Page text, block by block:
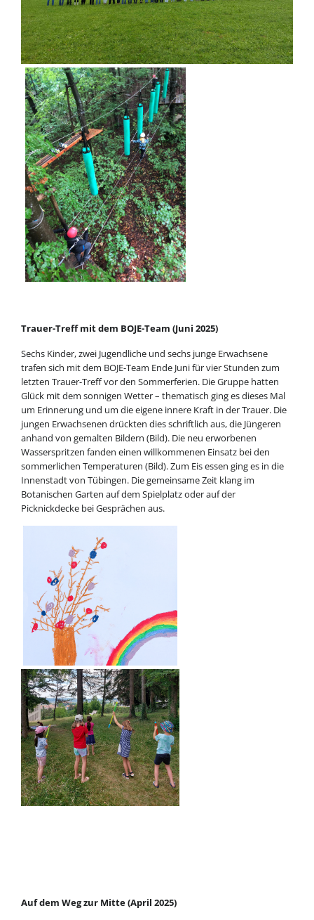
Trauer-Treff mit dem BOJE-Team (Juni 2025)
Sechs Kinder, zwei Jugendliche und sechs junge Erwachsene
trafen sich mit dem BOJE-Team Ende Juni für vier Stunden zum
letzten Trauer-Treff vor den Sommerferien. Die Gruppe hatten
Glück mit dem sonnigen Wetter – thematisch ging es dieses Mal
um Erinnerung und um die eigene innere Kraft in der Trauer. Die
jungen Erwachsenen drückten dies schriftlich aus, die Jüngeren
anhand von gemalten Bildern (Bild). Die neu erworbenen
Wasserspritzen fanden einen willkommenen Einsatz bei den
sommerlichen Temperaturen (Bild). Zum Eis essen ging es in die
Innenstadt von Tübingen. Die gemeinsame Zeit klang im
Botanischen Garten auf dem Spielplatz oder auf der
Picknickdecke bei Gesprächen aus.
Auf dem Weg zur Mitte (April 2025)